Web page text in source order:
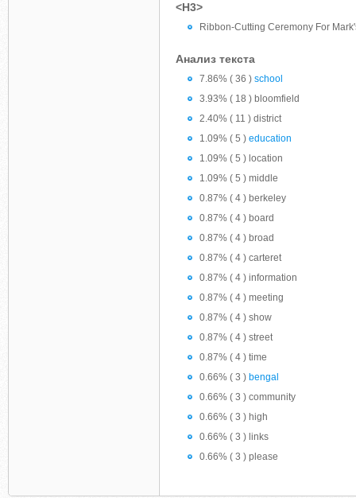
<H3>
Ribbon-Cutting Ceremony For
Анализ текста
7.86% ( 36 ) school
3.93% ( 18 ) bloomfield
2.40% ( 11 ) district
1.09% ( 5 ) education
1.09% ( 5 ) location
1.09% ( 5 ) middle
0.87% ( 4 ) berkeley
0.87% ( 4 ) board
0.87% ( 4 ) broad
0.87% ( 4 ) carteret
0.87% ( 4 ) information
0.87% ( 4 ) meeting
0.87% ( 4 ) show
0.87% ( 4 ) street
0.87% ( 4 ) time
0.66% ( 3 ) bengal
0.66% ( 3 ) community
0.66% ( 3 ) high
0.66% ( 3 ) links
0.66% ( 3 ) please